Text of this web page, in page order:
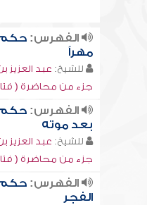
الفهرس:حكم
مهراً
للشيخ: عبد العزيز
جزء من محاضرة ( فتاوى
الفهرس:حكم
بعد موته
للشيخ: عبد العزيز
جزء من محاضرة ( فتاوى
الفهرس:حكم
الفجر